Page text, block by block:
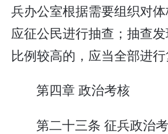
兵办公室根据需要组织对
应征公民进行抽查；抽查
比例较高的，应当全部进行
第四章 政治考核
第二十三条 征兵政治